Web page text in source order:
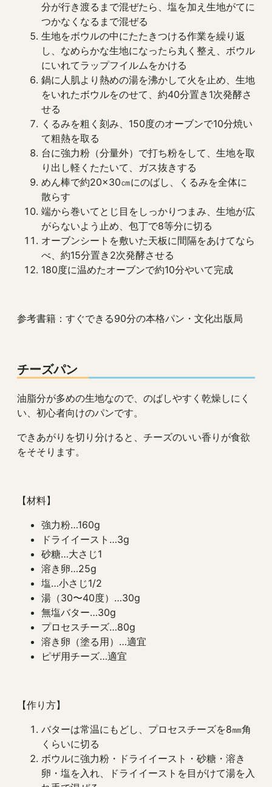
分が行き渡るまで混ぜたら、塩を加え生地がてに
つかなくなるまで混ぜる
生地をボウルの中にたたきつける作業を繰り返
し、なめらかな生地になったら丸く整え、ボウル
にいれてラップフイルムをかける
鍋に人肌より熱めの湯を沸かして火を止め、生地
をいれたボウルをのせて、約40分置き1次発酵さ
せる
くるみを粗く刻み、150度のオーブンで10分焼い
て粗熱を取る
台に強力粉（分量外）で打ち粉をして、生地を取
り出し軽くたたいて、ガス抜きする
めん棒で約20×30㎝にのばし、くるみを全体に
散らす
端から巻いてとじ目をしっかりつまみ、生地が広
がらないよう止め、包丁で8等分に切る
オーブンシートを敷いた天板に間隔をあけてなら
べ、約15分置き2次発酵させる
180度に温めたオーブンで約10分やいて完成
参考書籍：すぐできる90分の本格パン・文化出版局
チーズパン
油脂分が多めの生地なので、のばしやすく乾燥しにく
い、初心者向けのパンです。
できあがりを切り分けると、チーズのいい香りが食欲
をそそります。
【材料】
強力粉…160g
ドライイースト…3g
砂糖…大さじ1
溶き卵…25g
塩…小さじ1/2
湯（30〜40度）…30g
無塩バター…30g
プロセスチーズ…80g
溶き卵（塗る用）…適宜
ピザ用チーズ…適宜
【作り方】
バターは常温にもどし、プロセスチーズを8㎜角
くらいに切る
ボウルに強力粉・ドライイースト・砂糖・溶き
卵・塩を入れ、ドライイーストを目がけて湯を入